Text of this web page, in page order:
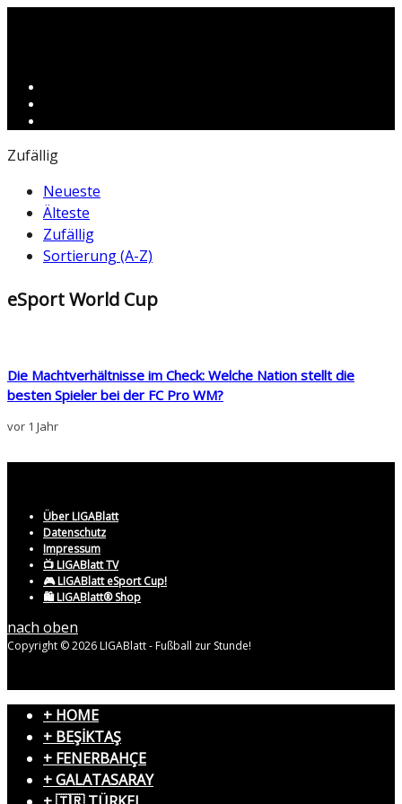
Zufällig
Neueste
Älteste
Zufällig
Sortierung (A-Z)
eSport World Cup
Die Machtverhältnisse im Check: Welche Nation stellt die
besten Spieler bei der FC Pro WM?
vor 1 Jahr
Über LIGABlatt
Datenschutz
Impressum
📺 LIGABlatt TV
🎮 LIGABlatt eSport Cup!
🛍️ LIGABlatt® Shop
nach oben
Copyright © 2026 LIGABlatt - Fußball zur Stunde!
+ HOME
+ BEŞİKTAŞ
+ FENERBAHÇE
+ GALATASARAY